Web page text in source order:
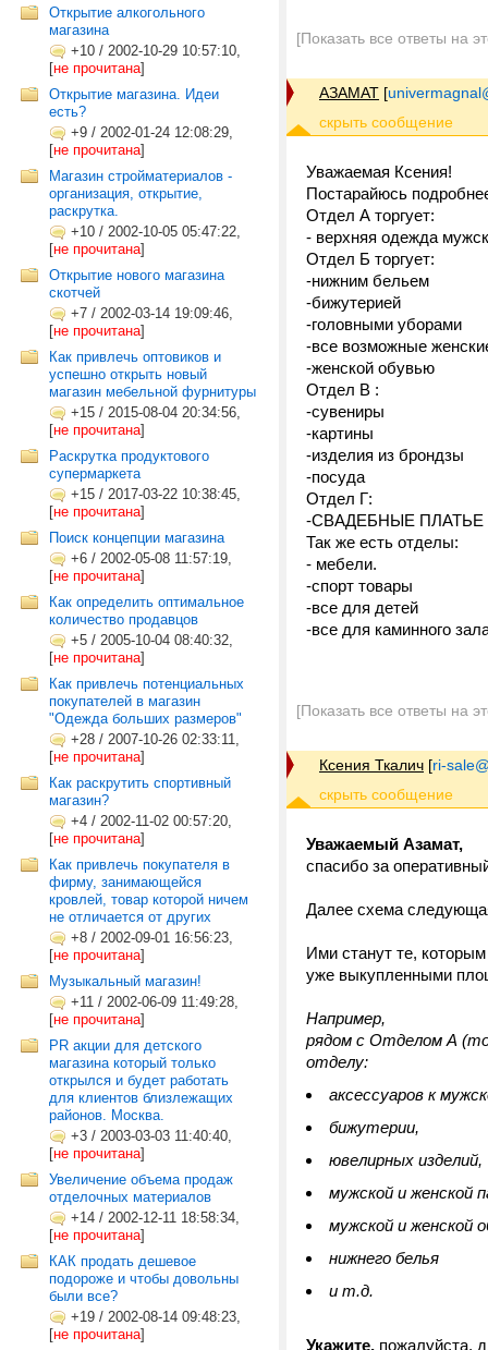
Открытие алкогольного
магазина
+10 / 2002-10-29 10:57:10,
[не прочитана]
Открытие магазина. Идеи
есть?
+9 / 2002-01-24 12:08:29,
[не прочитана]
Магазин стройматериалов -
организация, открытие,
раскрутка.
+10 / 2002-10-05 05:47:22,
[не прочитана]
Открытие нового магазина
скотчей
+7 / 2002-03-14 19:09:46,
[не прочитана]
Как привлечь оптовиков и
успешно открыть новый
магазин мебельной фурнитуры
+15 / 2015-08-04 20:34:56,
[не прочитана]
Раскрутка продуктового
супермаркета
+15 / 2017-03-22 10:38:45,
[не прочитана]
Поиск концепции магазина
+6 / 2002-05-08 11:57:19,
[не прочитана]
Как определить оптимальное
количество продавцов
+5 / 2005-10-04 08:40:32,
[не прочитана]
Как привлечь потенциальных
покупателей в магазин
"Одежда больших размеров"
+28 / 2007-10-26 02:33:11,
[не прочитана]
Как раскрутить спортивный
магазин?
+4 / 2002-11-02 00:57:20,
[не прочитана]
Как привлечь покупателя в
фирму, занимающейся
кровлей, товар которой ничем
не отличается от других
+8 / 2002-09-01 16:56:23,
[не прочитана]
Музыкальный магазин!
+11 / 2002-06-09 11:49:28,
[не прочитана]
PR акции для детского
магазина который только
открылся и будет работать
для клиентов близлежащих
районов. Москва.
+3 / 2003-03-03 11:40:40,
[не прочитана]
Увеличение объема продаж
отделочных материалов
+14 / 2002-12-11 18:58:34,
[не прочитана]
КАК продать дешевое
подороже и чтобы довольны
были все?
+19 / 2002-08-14 09:48:23,
[не прочитана]
[Показать все ответы на
АЗАМАТ [
Уважаемая Ксения!
Постарайюсь
Отдел А торгует:
- верхняя одежда
Отдел Б торгует:
-нижним бельем
-бижутерией
-головными уборами
-все возможные
-женской обувью
Отдел В :
-сувениры
-картины
-изделия из брондзы
-посуда
Отдел Г:
-СВАДЕБНЫЕ ПЛАТЬЕ
Так же есть отделы:
- мебели.
-спорт товары
-все для детей
-все для каминного
[Показать все ответы на
Ксения Ткалич [ri-
Уважаемый Азамат,
спасибо за
Далее схема
Ими станут те,
уже выкупленными
Например,
рядом с Отделом А
отделу:
аксессуаров к
бижутерии,
ювелирных изделий,
мужской и женской
мужской и женской
нижнего белья
и т.д.
Укажите, пожалуйста,